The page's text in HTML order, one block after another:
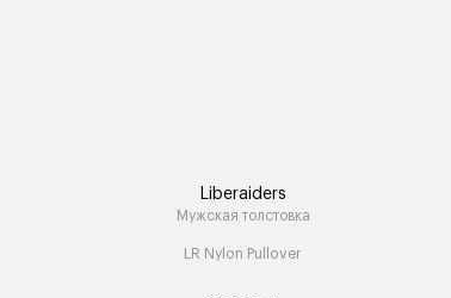
Liberaiders
Мужская толстовка
LR Nylon Pullover